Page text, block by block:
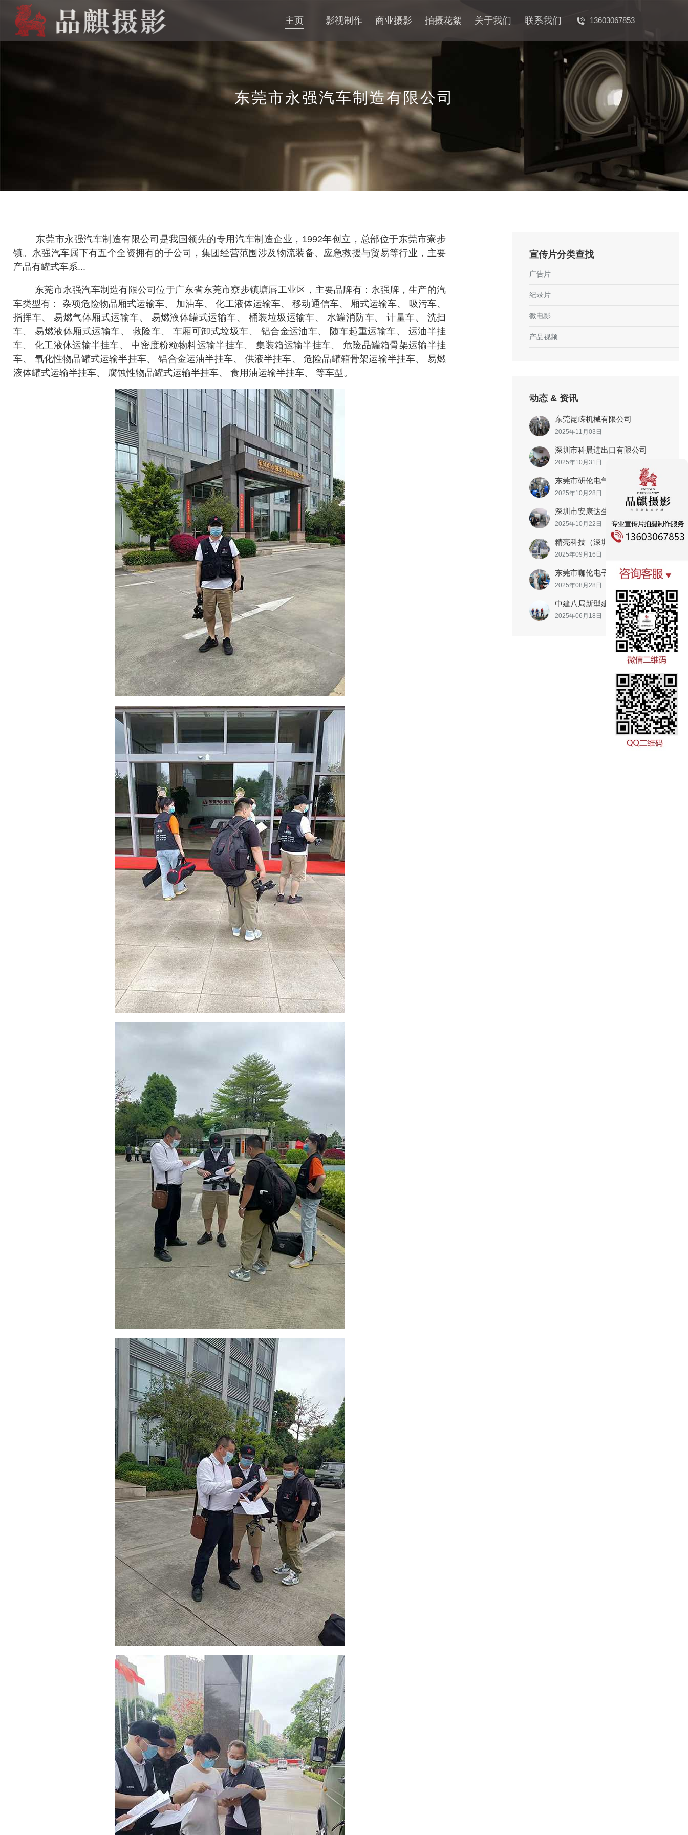
13603067853
主页 影视制作 商业摄影 拍摄花絮 关于我们 联系我们
​东莞市永强汽车制造有限公司
东莞市永强汽车制造有限公司是我国领先的专用汽车制造企业，1992年创立，总部位于东莞市寮步
镇。永强汽车属下有五个全资拥有的子公司，集团经营范围涉及物流装备、应急救援与贸易等行业，主要
产品有罐式车系...
东莞市永强汽车制造有限公司位于广东省东莞市寮步镇塘唇工业区，主要品牌有：永强牌，生产的汽
车类型有： 杂项危险物品厢式运输车、 加油车、 化工液体运输车、 移动通信车、 厢式运输车、 吸污车、
指挥车、 易燃气体厢式运输车、 易燃液体罐式运输车、 桶装垃圾运输车、 水罐消防车、 计量车、 洗扫
车、 易燃液体厢式运输车、 救险车、 车厢可卸式垃圾车、 铝合金运油车、 随车起重运输车、 运油半挂
车、 化工液体运输半挂车、 中密度粉粒物料运输半挂车、 集装箱运输半挂车、 危险品罐箱骨架运输半挂
车、 氧化性物品罐式运输半挂车、 铝合金运油半挂车、 供液半挂车、 危险品罐箱骨架运输半挂车、 易燃
液体罐式运输半挂车、 腐蚀性物品罐式运输半挂车、 食用油运输半挂车、 等车型。
宣传片分类查找
广告片
纪录片
微电影
产品视频
动态 & 资讯
东莞昆嵘机械有限公司
2025年11月03日
深圳市科晨进出口有限公司
2025年10月31日
东莞市研伦电气有限公司
2025年10月28日
深圳市安康达生物科技发展有限公司
2025年10月22日
精亮科技（深圳）有限公司
2025年09月16日
东莞市咖伦电子有限公司
2025年08月28日
中建八局新型建造工程有限公司
2025年06月18日